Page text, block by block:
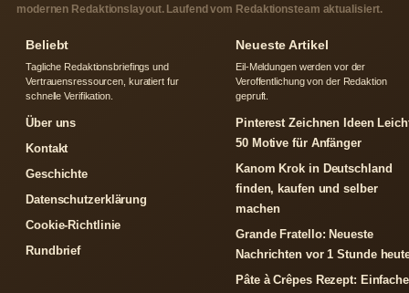
modernen Redaktionslayout. Laufend vom Redaktionsteam aktualisiert.
Beliebt
Tagliche Redaktionsbriefings und
Vertrauensressourcen, kuratiert fur
schnelle Verifikation.
Über uns
Kontakt
Geschichte
Datenschutzerklärung
Cookie-Richtlinie
Rundbrief
Neueste Artikel
Eil-Meldungen werden vor der
Veroffentlichung von der Redaktion
gepruft.
Pinterest Zeichnen Ideen
50 Motive für Anfänger
Kanom Krok in Deutschland
finden, kaufen und selber
machen
Grande Fratello: Neueste
Nachrichten vor 1 Stunde
Pâte à Crêpes Rezept: Einfache